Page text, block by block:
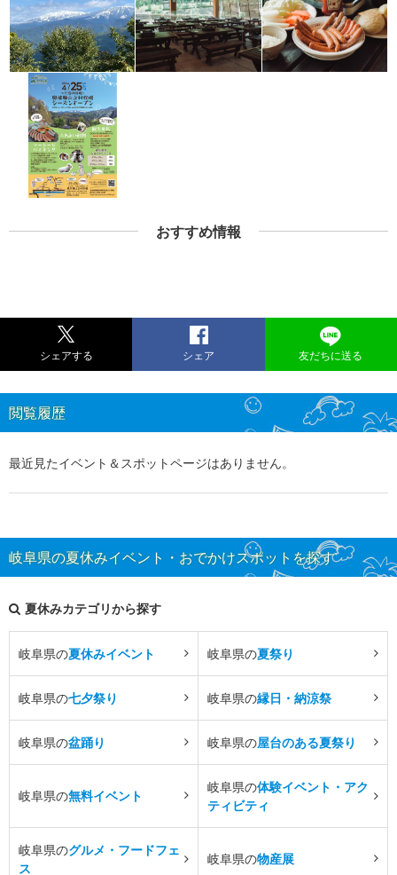
おすすめ情報
シェアする シェア 友だちに送る
閲覧履歴
最近見たイベント＆スポットページはありません。
岐阜県の夏休みイベント・おでかけスポットを探す
夏休みカテゴリから探す
岐阜県の夏休みイベント 岐阜県の夏祭り
岐阜県の七夕祭り 岐阜県の縁日・納涼祭
岐阜県の盆踊り 岐阜県の屋台のある夏祭り
岐阜県の無料イベント
岐阜県の体験イベント・アク
ティビティ
岐阜県のグルメ・フードフェ
ス
岐阜県の物産展